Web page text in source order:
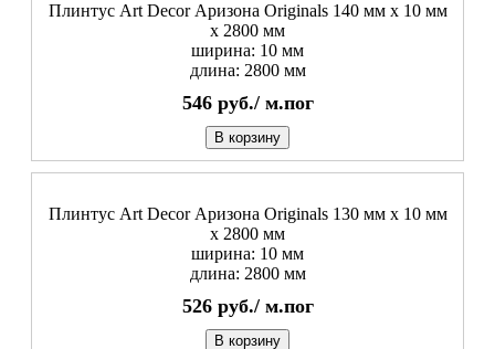
Плинтус Art Decor Аризона Originals 140 мм х 10 мм
х 2800 мм
ширина: 10 мм
длина: 2800 мм
546 руб./ м.пог
В корзину
Плинтус Art Decor Аризона Originals 130 мм х 10 мм
х 2800 мм
ширина: 10 мм
длина: 2800 мм
526 руб./ м.пог
В корзину